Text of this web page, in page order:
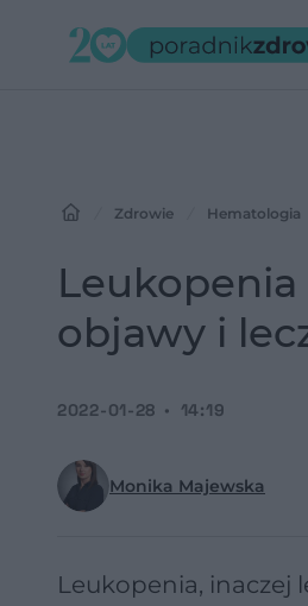
Zdrowie Hematologia
Leukopenia
objawy i
Monika Majewska
2022-01-28 14:19
Leukopenia, inaczej